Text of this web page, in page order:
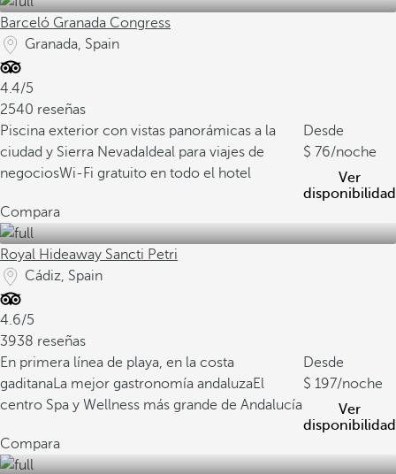
Barceló Granada Congress
Granada, Spain
4.4/5
2540 reseñas
Piscina exterior con vistas panorámicas a la
ciudad y Sierra Nevada Ideal para viajes de
negociosWi-Fi gratuito en todo el hotel
Desde
76/noche
Ver
disponibilidad
Compara
Royal Hideaway Sancti Petri
Cádiz, Spain
4.6/5
3938 reseñas
En primera línea de playa, en la costa
gaditanaLa mejor gastronomía andaluzaEl
centro Spa y Wellness más grande de Andalucía
Desde
197/noche
Ver
disponibilidad
Compara